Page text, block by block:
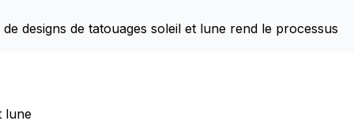
designs de tatouages soleil et lune rend le processus
lune